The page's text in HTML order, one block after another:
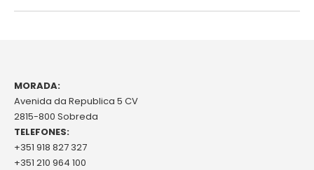
MORADA:
Avenida da Republica 5 CV
2815-800 Sobreda
TELEFONES:
+351 918 827 327
+351 210 964 100